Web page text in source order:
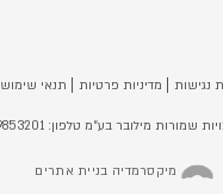
נגישות מדיניות פרטיות תנאי שימוש
שמורות מילובר בע״מ טלפון: 04-9853201
מיקסרמדיה בניית אתרים